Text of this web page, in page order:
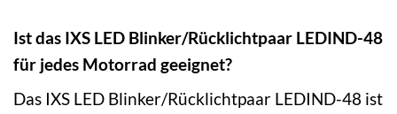
Ist das IXS LED Blinker/Rücklichtpaar LEDIND-48
für jedes Motorrad geeignet?
Das IXS LED Blinker/Rücklichtpaar LEDIND-48 ist